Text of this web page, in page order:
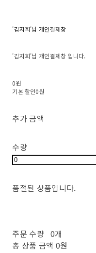
'김지희'님 개인결제창
'김지희'님 개인결제창 입니다.
0원
기본 할인0원
추가 금액
수량
품절된 상품입니다.
주문 수량 0개
총 상품 금액 0원